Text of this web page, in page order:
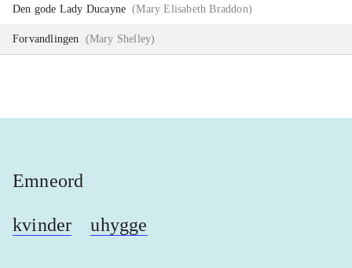
Den gode Lady Ducayne (Mary Elisabeth Braddon)
Forvandlingen (Mary Shelley)
Emneord
kvinder uhygge